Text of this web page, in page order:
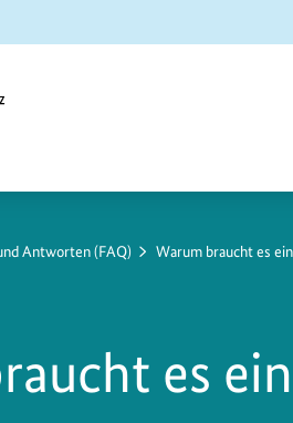
Antworten (FAQ) Warum braucht es
es